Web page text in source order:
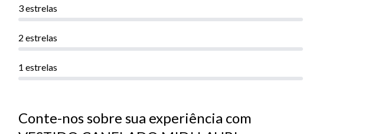
3 estrelas
2 estrelas
1 estrelas
Conte-nos sobre sua experiência com